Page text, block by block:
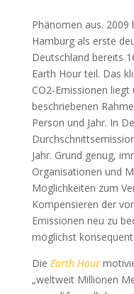
Phänomen aus.
Hamburg als erste
Deutschland bereits
Earth Hour teil. Das
CO2-Emissionen
beschriebenen
Person und Jahr. In
Jahr. Grund genug,
Organisationen und
Möglichkeiten zum
Kompensieren der
Emissionen neu zu
möglichst
Die Earth Hour
„weltweit Millionen